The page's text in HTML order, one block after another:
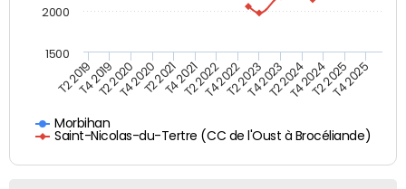
Morbihan
Saint-Nicolas-du-Tertre (CC de l'Oust à Brocéliande)
T2 2019T4 2019T2 2020T4 2020T2 2021T4 2021T2 2022T4 2022T2 2023T4 2023T2 2024T4 2024T2 2025T4 2025
1500
2000